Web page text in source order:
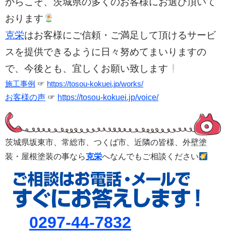
おります
克栄はお客様にご信頼・ご満足して頂けるサービ
スを提供できるように日々努めてまいりますの
で、今後とも、宜しくお願い致します
施工事例 ☞ https://tosou-kokuei.jp/works/
お客様の声 ☞ https://tosou-kokuei.jp/voice/
茨城県坂東市、常総市、つくば市、 近隣の皆様、外壁塗
装・屋根塗装の事なら克栄へなんでもご相談ください
0297-44-7832